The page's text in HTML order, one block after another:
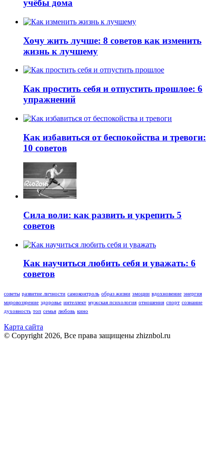
учёбы дома
Хочу жить лучше: 8 советов как изменить
жизнь к лучшему
Как простить себя и отпустить прошлое: 6
упражнений
Как избавиться от беспокойства и тревоги:
10 советов
Сила воли: как развить и укрепить 5
советов
Как научиться любить себя и уважать: 6
советов
советы развитие личности самоконтроль образ жизни эмоции вдохновение энергия
мировоззрение здоровье интеллект мужская психология отношения спорт сознание
духовность топ семья любовь кино
Карта сайта
© Copyright 2026, Все права защищены zhiznbol.ru